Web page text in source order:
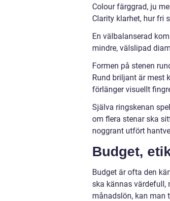
Colour färggrad, ju
Clarity klarhet, hur fri
En välbalanserad
mindre, välslipad
Formen på stenen
Rund briljant är mest
förlänger visuellt
Själva ringskenan
om flera stenar ska
noggrant utfört
Budget,
Budget är ofta den
ska kännas värdefull,
månadslön, kan man